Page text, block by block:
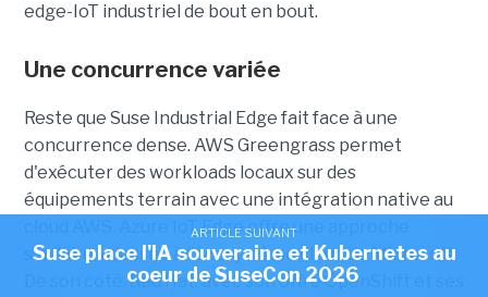
edge-IoT industriel de bout en bout.
Une concurrence variée
Reste que Suse Industrial Edge fait face à une
concurrence dense. AWS Greengrass permet
d'exécuter des workloads locaux sur des
équipements terrain avec une intégration native au
cloud AWS. Azure IoT Edge offre une approche
similaire, adossée à l'écosystème cloud de Microsoft.
De son coté, Red Hat, avec son offre OpenShift et ses
ARTICLE SUIVANT
Suse place l'IA souveraine et Kubernetes au
coeur de SuseCon 2026